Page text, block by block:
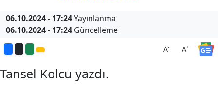
06.10.2024 - 17:24Yayınlanma
06.10.2024 - 17:24 Güncelleme
A- A+
Tansel Kolcu yazdı.